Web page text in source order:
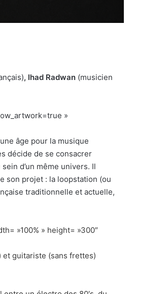
, Ihad Radwan (musicien
»
âge pour la musique
décide de se consacrer
d’un même univers. Il
son projet : la loopstation (ou
traditionnelle et actuelle,
»100% » height= »300″
guitariste (sans frettes)